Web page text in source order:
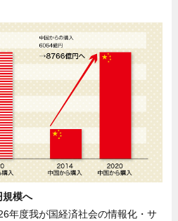
規模へ
年度我が国経済社会の情報化・サ